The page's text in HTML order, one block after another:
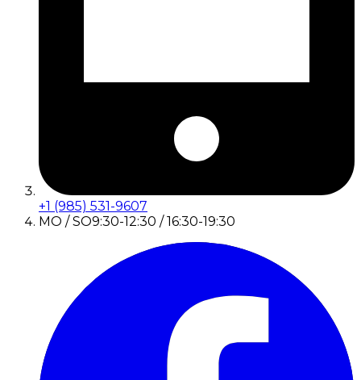
+1 (985) 531-9607
MO / SO9:30-12:30 / 16:30-19:30